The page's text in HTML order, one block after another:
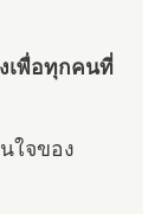
เพื่อทุกคนที่
ใจของ